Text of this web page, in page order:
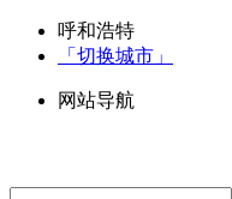
呼和浩特
「切换城市」
网站导航